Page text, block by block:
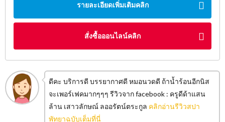
รายละเอียดเพิ่มเติมคลิก
สั่งซื้อออนไลน์คลิก
ดีคะ บริการดี บรรยากาศดี หมอนวดดี ถ้าน้ำร้อนอีกนิส
จะเพอร์เฟคมากๆๆๆ รีวิวจาก facebook : ครูดีด้าแสน
ล้าน เสาวลักษณ์ ลออรัตน์ตระกูล คลิกอ่านรีวิวสปา
พัทยาฉบับเต็มที่นี่